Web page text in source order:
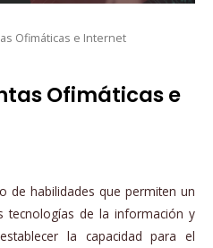
Ofimáticas e Internet
Ofimáticas e
de habilidades que permiten un
tecnologías de la información y
la capacidad para el